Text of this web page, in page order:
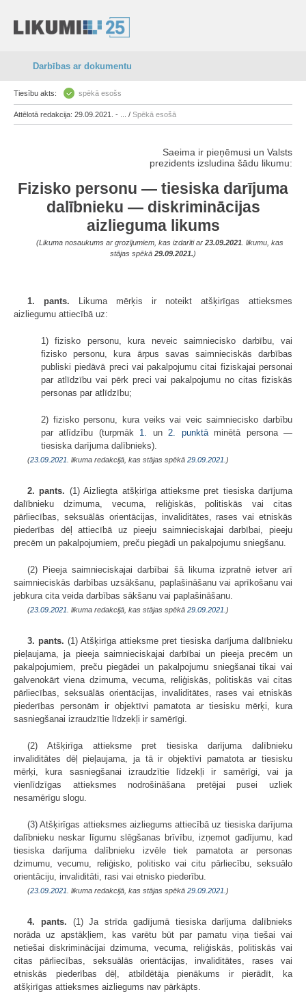
Darbības ar dokumentu
Tiesību akts: spēkā esošs
Attēlotā redakcija: 29.09.2021. - ... / Spēkā esošā
Saeima ir pieņēmusi un Valsts
prezidents izsludina šādu likumu:
Fizisko personu — tiesiska darījuma
dalībnieku — diskriminācijas
aizlieguma likums
(Likuma nosaukums ar grozījumiem, kas izdarīti ar 23.09.2021 . likumu, kas
stājas spēkā 29.09.2021.)
1. pants. Likuma mērķis ir noteikt atšķirīgas attieksmes
aizliegumu attiecībā uz:
1) fizisko personu, kura neveic saimniecisko darbību, vai
fizisko personu, kura ārpus savas saimnieciskās darbības
publiski piedāvā preci vai pakalpojumu citai fiziskajai personai
par atlīdzību vai pērk preci vai pakalpojumu no citas fiziskās
personas par atlīdzību;
2) fizisko personu, kura veiks vai veic saimniecisko darbību
par atlīdzību (turpmāk 1. un 2. punktāminētā persona —
tiesiska darījuma dalībnieks).
(23.09.2021 . likuma redakcijā, kas stājas spēkā 29.09.2021. )
2. pants. (1) Aizliegta atšķirīga attieksme pret tiesiska darījuma
dalībnieku dzimuma, vecuma, reliģiskās, politiskās vai citas
pārliecības, seksuālās orientācijas, invaliditātes, rases vai etniskās
piederības dēļ attiecībā uz pieeju saimnieciskajai darbībai, pieeju
precēm un pakalpojumiem, preču piegādi un pakalpojumu sniegšanu.
(2) Pieeja saimnieciskajai darbībai šā likuma izpratnē ietver arī
saimnieciskās darbības uzsākšanu, paplašināšanu vai aprīkošanu vai
jebkura cita veida darbības sākšanu vai paplašināšanu.
(23.09.2021 . likuma redakcijā, kas stājas spēkā 29.09.2021. )
3. pants. (1) Atšķirīga attieksme pret tiesiska darījuma dalībnieku
pieļaujama, ja pieeja saimnieciskajai darbībai un pieeja precēm un
pakalpojumiem, preču piegādei un pakalpojumu sniegšanai tikai vai
galvenokārt viena dzimuma, vecuma, reliģiskās, politiskās vai citas
pārliecības, seksuālās orientācijas, invaliditātes, rases vai etniskās
piederības personām ir objektīvi pamatota ar tiesisku mērķi, kura
sasniegšanai izraudzītie līdzekļi ir samērīgi.
(2) Atšķirīga attieksme pret tiesiska darījuma dalībnieku
invaliditātes dēļ pieļaujama, ja tā ir objektīvi pamatota ar tiesisku
mērķi, kura sasniegšanai izraudzītie līdzekļi ir samērīgi, vai ja
vienlīdzīgas attieksmes nodrošināšana pretējai pusei uzliek
nesamērīgu slogu.
(3) Atšķirīgas attieksmes aizliegums attiecībā uz tiesiska darījuma
dalībnieku neskar līgumu slēgšanas brīvību, izņemot gadījumu, kad
tiesiska darījuma dalībnieku izvēle tiek pamatota ar personas
dzimumu, vecumu, reliģisko, politisko vai citu pārliecību, seksuālo
orientāciju, invaliditāti, rasi vai etnisko piederību.
(23.09.2021 . likuma redakcijā, kas stājas spēkā 29.09.2021. )
4. pants. (1) Ja strīda gadījumā tiesiska darījuma dalībnieks
norāda uz apstākļiem, kas varētu būt par pamatu viņa tiešai vai
netiešai diskriminācijai dzimuma, vecuma, reliģiskās, politiskās vai
citas pārliecības, seksuālās orientācijas, invaliditātes, rases vai
etniskās piederības dēļ, atbildētāja pienākums ir pierādīt, ka
atšķirīgas attieksmes aizliegums nav pārkāpts.